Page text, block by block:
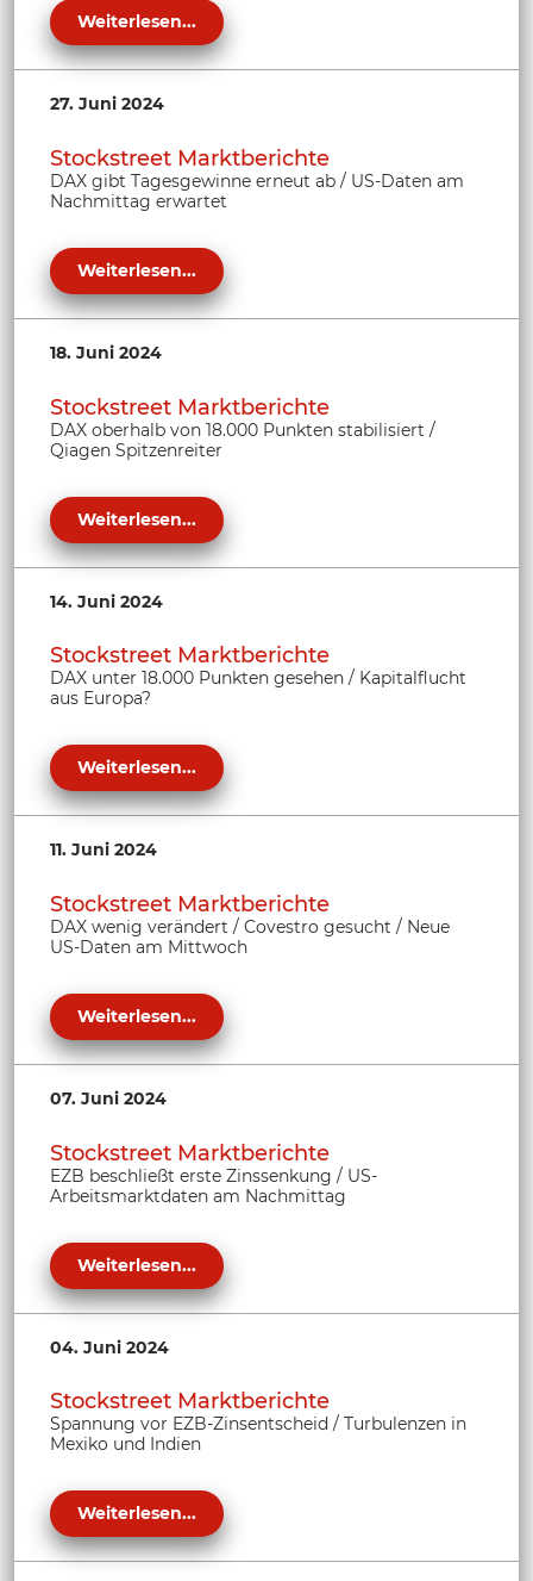
Weiterlesen...
27. Juni 2024
Stockstreet Marktberichte
DAX gibt Tagesgewinne erneut ab / US-Daten am
Nachmittag erwartet
Weiterlesen...
18. Juni 2024
Stockstreet Marktberichte
DAX oberhalb von 18.000 Punkten stabilisiert /
Qiagen Spitzenreiter
Weiterlesen...
14. Juni 2024
Stockstreet Marktberichte
DAX unter 18.000 Punkten gesehen / Kapitalflucht
aus Europa?
Weiterlesen...
11. Juni 2024
Stockstreet Marktberichte
DAX wenig verändert / Covestro gesucht / Neue
US-Daten am Mittwoch
Weiterlesen...
07. Juni 2024
Stockstreet Marktberichte
EZB beschließt erste Zinssenkung / US-
Arbeitsmarktdaten am Nachmittag
Weiterlesen...
04. Juni 2024
Stockstreet Marktberichte
Spannung vor EZB-Zinsentscheid / Turbulenzen in
Mexiko und Indien
Weiterlesen...